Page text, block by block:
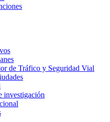
de Tráfico y Seguridad Vial
investigación